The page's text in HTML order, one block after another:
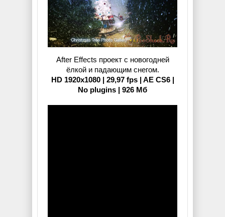
After Effects проект с новогодней
ёлкой и падающим снегом.
HD 1920x1080 | 29,97 fps | AE CS6 |
No plugins | 926 Мб